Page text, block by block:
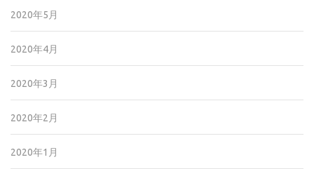
2020年5月
2020年4月
2020年3月
2020年2月
2020年1月